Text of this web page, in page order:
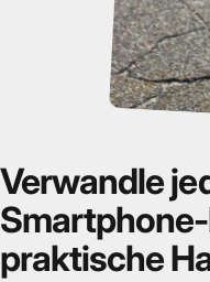
Verwandle
praktische